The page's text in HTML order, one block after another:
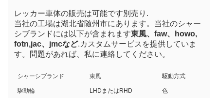
レッカー車体の販売は可能です別売り .
当社の工場は湖北省随州市にあります。当社のシャー
シブランドには以下が含まれます東風、faw、howo,
fotn,jac、jmcなど.カスタムサービスを提供していま
す。問題があれば、私に連絡してください。
シャーシブランド 東風 駆動方式
駆動輪 LHDまたはRHD 色